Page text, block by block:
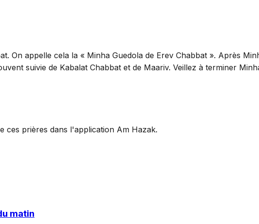
On appelle cela la « Minha Guedola de Erev Chabbat ». Après
suivie de Kabalat Chabbat et de Maariv. Veillez à terminer
ces prières dans l'application Am Hazak.
matin